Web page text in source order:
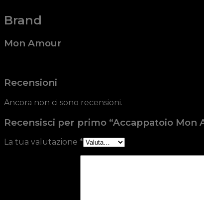
Brand
Mon Amour
Recensioni
Ancora non ci sono recensioni.
Recensisci per primo “Accappatoio
La tua valutazione *